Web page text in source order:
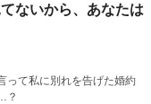
ないから、あなたは
って私に別れを告げた婚約
？